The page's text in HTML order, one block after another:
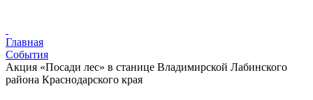
Главная
События
Акция «Посади лес» в станице Владимирской Лабинского
района Краснодарского края